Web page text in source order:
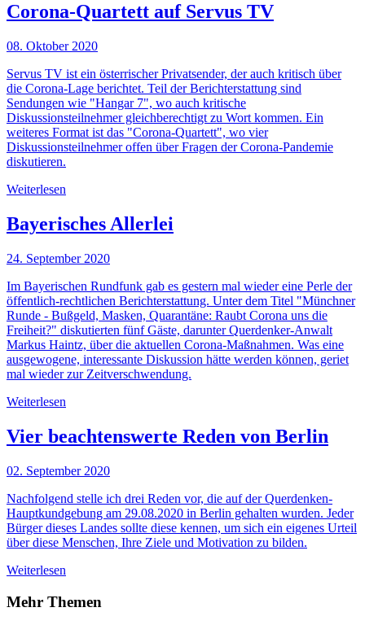
Corona-Quartett auf Servus TV
08. Oktober 2020
Servus TV ist ein österrischer Privatsender, der auch kritisch über
die Corona-Lage berichtet. Teil der Berichterstattung sind
Sendungen wie "Hangar 7", wo auch kritische
Diskussionsteilnehmer gleichberechtigt zu Wort kommen. Ein
weiteres Format ist das "Corona-Quartett", wo vier
Diskussionsteilnehmer offen über Fragen der Corona-Pandemie
diskutieren.
Weiterlesen
Bayerisches Allerlei
24. September 2020
Im Bayerischen Rundfunk gab es gestern mal wieder eine Perle der
öffentlich-rechtlichen Berichterstattung. Unter dem Titel "Münchner
Runde - Bußgeld, Masken, Quarantäne: Raubt Corona uns die
Freiheit?" diskutierten fünf Gäste, darunter Querdenker-Anwalt
Markus Haintz, über die aktuellen Corona-Maßnahmen. Was eine
ausgewogene, interessante Diskussion hätte werden können, geriet
mal wieder zur Zeitverschwendung.
Weiterlesen
Vier beachtenswerte Reden von Berlin
02. September 2020
Nachfolgend stelle ich drei Reden vor, die auf der Querdenken-
Hauptkundgebung am 29.08.2020 in Berlin gehalten wurden. Jeder
Bürger dieses Landes sollte diese kennen, um sich ein eigenes Urteil
über diese Menschen, Ihre Ziele und Motivation zu bilden.
Weiterlesen
Mehr Themen